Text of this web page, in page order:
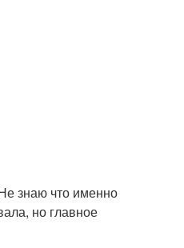
знаю что именно
но главное